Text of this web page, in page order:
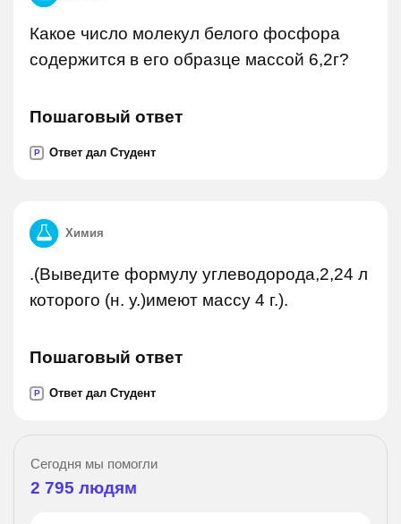
Какое число молекул белого фосфора
содержится в его образце массой 6,2г?
Пошаговый ответ
P Ответ дал Студент
Химия
.(Выведите формулу углеводорода,2,24 л
которого (н. у.)имеют массу 4 г.).
Пошаговый ответ
P Ответ дал Студент
Сегодня мы помогли
2 795 людям